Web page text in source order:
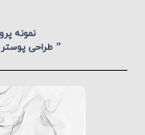
نمونه
” طراحی